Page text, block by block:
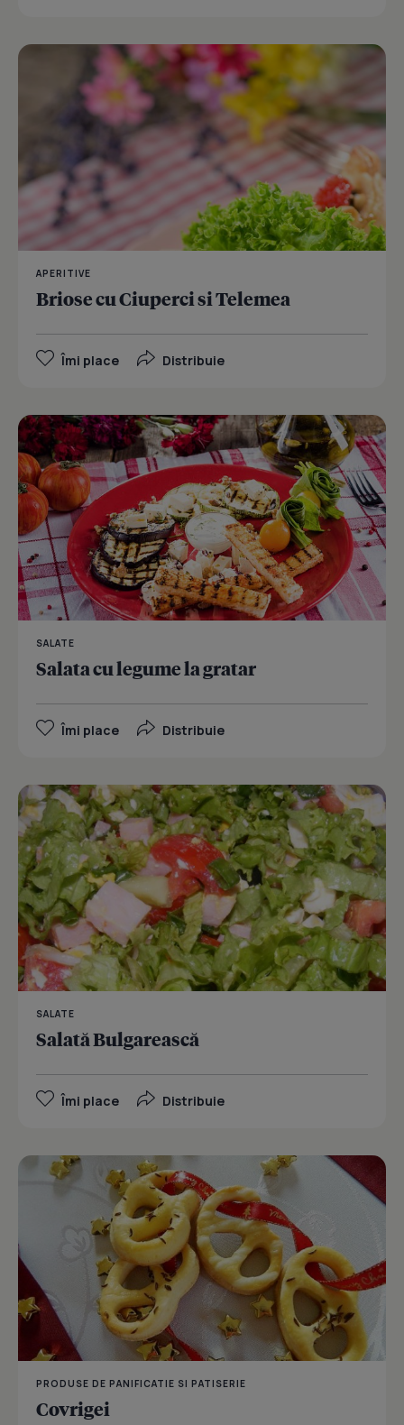
APERITIVE
Briose cu Ciuperci si Telemea
Îmi place Distribuie
SALATE
Salata cu legume la gratar
Îmi place Distribuie
SALATE
Salată Bulgarească
Îmi place Distribuie
PRODUSE DE PANIFICATIE SI PATISERIE
Covrigei